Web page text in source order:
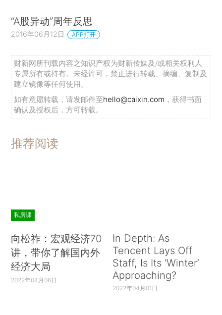
“A股异动”周年反思
2016年06月12日 APP打开
财新网所刊载内容之知识产权为财新传媒及/或相关权利人
专属所有或持有。未经许可，禁止进行转载、摘编、复制及
建立镜像等任何使用。
如有意愿转载，请发邮件至hello@caixin.com ，获得书面
确认及授权后，方可转载。
推荐阅读
私房课
向松祚：宏观经济70
讲，带你了解国内外
经济大局
2022年04月06日
In Depth: As
Tencent Lays Off
Staff, Is Its ‘Winter’
Approaching?
2022年04月01日